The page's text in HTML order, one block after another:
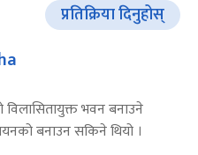
प्रतिक्रिया दिनुहोस्
विलासितायुक्त भवन बनाउने
बनाउन सकिने थियो ।